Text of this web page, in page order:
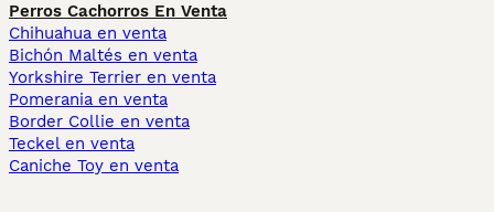
Perros Cachorros En Venta
Chihuahua en venta
Bichón Maltés en venta
Yorkshire Terrier en venta
Pomerania en venta
Border Collie en venta
Teckel en venta
Caniche Toy en venta